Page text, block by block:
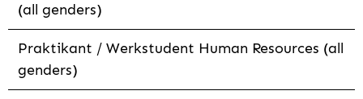
(all genders)
Praktikant / Werkstudent Human Resources (all
genders)